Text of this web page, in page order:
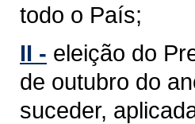
todo o País;
II - eleição do
de outubro do
suceder,